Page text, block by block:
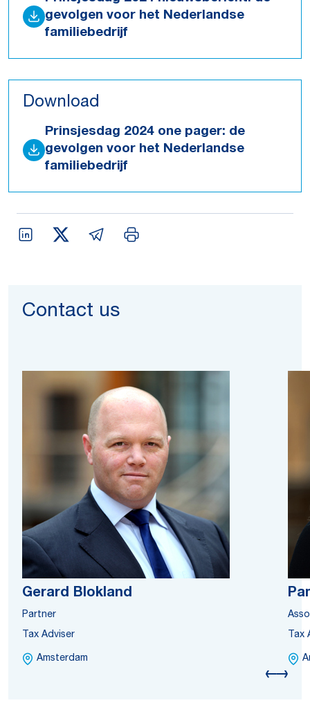
gevolgen voor het Nederlandse
familiebedrijf
Download
Prinsjesdag 2024 one pager: de
gevolgen voor het Nederlandse
familiebedrijf
Contact us
Gerard Blokland
Partner
Tax Adviser
Amsterdam
Tax